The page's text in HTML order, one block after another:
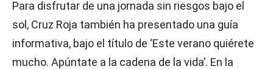
Para disfrutar de una jornada sin riesgos bajo el
sol, Cruz Roja también ha presentado una guía
informativa, bajo el título de ‘Este verano quiérete
mucho. Apúntate a la cadena de la vida’. En la